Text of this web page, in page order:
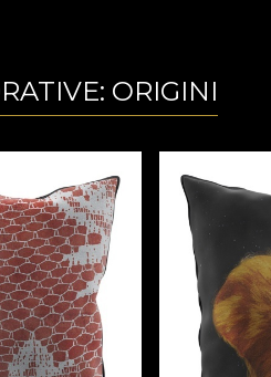
ORIGINI